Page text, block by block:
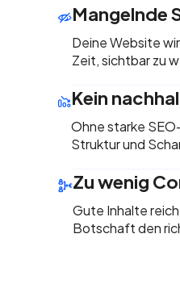
Mangelnde
Deine Website
Zeit, sichtbar zu
Kein
Ohne starke
Struktur und
Zu wenig
Gute Inhalte
Botschaft den